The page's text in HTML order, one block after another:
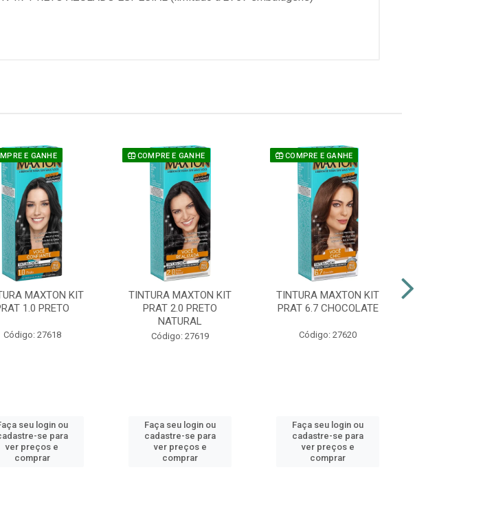
E GANHE
MAXTON KIT
1.0 PRETO
Código: 27618
seu login ou
se para
ver preços e
comprar
COMPRE E GANHE
TINTURA MAXTON KIT
PRAT 2.0 PRETO
NATURAL
Código: 27619
Faça seu login ou
cadastre-se para
ver preços e
comprar
COMPRE E GANHE
TINTURA MAXTON KIT
PRAT 6.7 CHOCOLATE
Código: 27620
Faça seu login ou
cadastre-se para
ver preços e
comprar